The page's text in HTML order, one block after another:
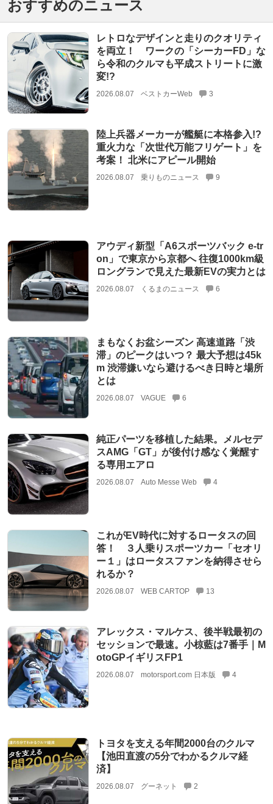
おすすめのニュース
レトロなデザインと走りのクオリティ
を両立！ ワークの「シーカーFD」な
ら令和のクルマも平成ストリートに激
変!?
2026.08.07 ベストカーWeb 3
陸上兵器メーカーが艦艇に本格参入!?
重火力な「次世代万能フリゲート」を
考案！ 北米にアピール開始
2026.08.07 乗りものニュース 9
アウディ新型「A6スポーツバック e-tr
on」で東京から京都へ 往復1000km級
ロングランで見えた最新EVの実力とは
2026.08.07 くるまのニュース 6
まもなくお盆シーズン 高速道路「渋
滞」のピークはいつ？ 最大予想は45k
m 渋滞嫌いなら避けるべき日時と場所
とは
2026.08.07 VAGUE 6
純正パーツを移植した結果。メルセデ
スAMG「GT」が後付け感なく覚醒す
る専用エアロ
2026.08.07 Auto Messe Web 4
これがEV時代に対するロータスの回
答！ ３人乗りスポーツカー「セオリ
ー１」はロータスファンを納得させら
れるか？
2026.08.07 WEB CARTOP 13
アレックス・マルケス、後半戦最初の
セッションで最速。小椋藍は7番手｜M
otoGPイギリスFP1
2026.08.07 motorsport.com 日本版 4
トヨタを支える年間2000台のクルマ
【池田直渡の5分でわかるクルマ経
済】
2026.08.07 グーネット 2